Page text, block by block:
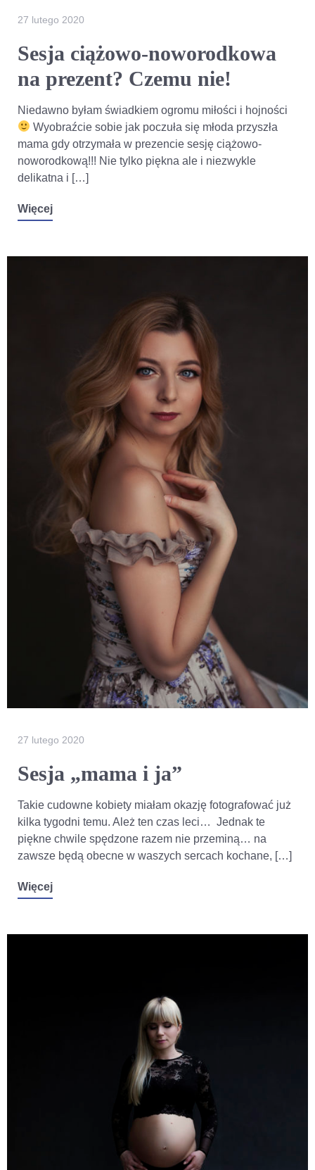
27 lutego 2020
Sesja ciążowo-noworodkowa
na prezent? Czemu nie!
Niedawno byłam świadkiem ogromu miłości i hojności
Wyobraźcie sobie jak poczuła się młoda przyszła
mama gdy otrzymała w prezencie sesję ciążowo-
noworodkową!!! Nie tylko piękna ale i niezwykle
delikatna i […]
Więcej
27 lutego 2020
Sesja „mama i ja”
Takie cudowne kobiety miałam okazję fotografować już
kilka tygodni temu. Ależ ten czas leci… Jednak te
piękne chwile spędzone razem nie przeminą… na
zawsze będą obecne w waszych sercach kochane, […]
Więcej